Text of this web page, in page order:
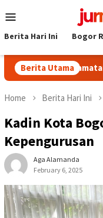
to
Menu
Berita Hari Ini Bogor
Berita Utama
Kecamatan Sukaraja
Home Berita Hari Ini
Kadin Kota
Kepengurusan
Aga Alamanda
February 6, 2025